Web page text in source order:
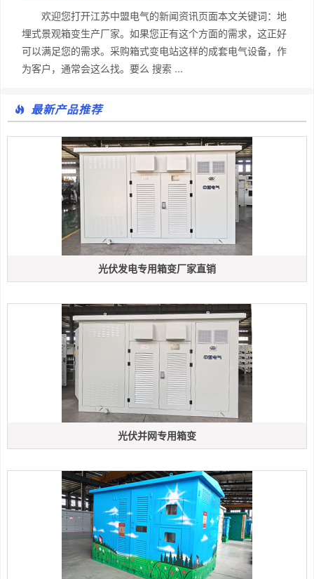
欢迎您打开江苏中盟电气的新闻资讯页面本文关键词：地
埋式景观箱变生产厂家。如果您正有这个方面的需求，这正好
可以满足您的需求。采购箱式变电站这样的成套电气设备，作
为客户，通常会这么找。要么 搜索 ...
最新产品推荐
光伏发电专用箱变厂家直销
光伏并网专用箱变